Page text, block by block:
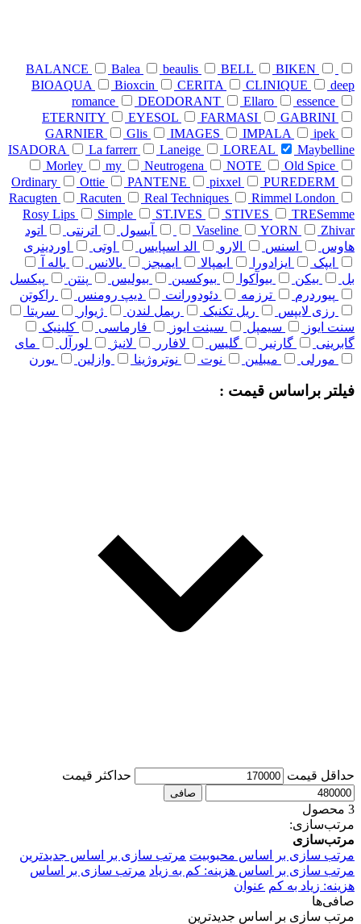
BALANCE Balea beaulis BELL
BIKEN
BIOAQUA
Bioxcin CERITA CLINIQUE
deep
romance
DEODORANT Ellaro
essence
ETERNITY
EYESOL FARMASI
GABRINI
GARNIER
Glis IMAGES IMPALA
ipek
ISADORA
La farrerr Laneige LOREAL
Maybelline
Morley
my Neutrogena NOTE
Old Spice
Ordinary
Ottie PANTENE pixxel
PUREDERM
Racugten
Racuten Real Techniques
Rimmel London
Rosy Lips
Simple ST.IVES STIVES
TRESemme
Vaseline
YORN Zhivar آیسول اترنتی
اتود
هاوس
اسنس الارو الد اسپایس اوتی
اوردینری
ایپک
ایزادورا ایمپالا ایمیجز بالانس
باله آ
بل
بیکن بیوآکوا بیوکسین بیولیس پنتن
پیکسل
پیوردرم
ترزمه دئودورانت دیپ رومنس
راکوتن
رزی لایپس
ریل تکنیک ریمل لندن ژیوار
سریتا
سنت ایوز
سیمپل سینت ایوز فارماسی
کلینیک
گابرینی
گارنیر گلیس لافارر لانیژ لورآل
مای
مورلی
میبلین نوت نوتروژینا وازلین یورن
فیلتر براساس قیمت :
حداقل قیمت حداكثر قيمت
صافی
3 محصول
مرتب‌سازی:
مرتب‌سازی
مرتب سازی بر اساس محبوبیت مرتب سازی بر اساس جدیدترین
مرتب سازی بر اساس هزینه: کم به زیاد مرتب سازی بر اساس
هزینه: زیاد به کم عنوان
صافی‌ها
مرتب سازی بر اساس جدیدترین